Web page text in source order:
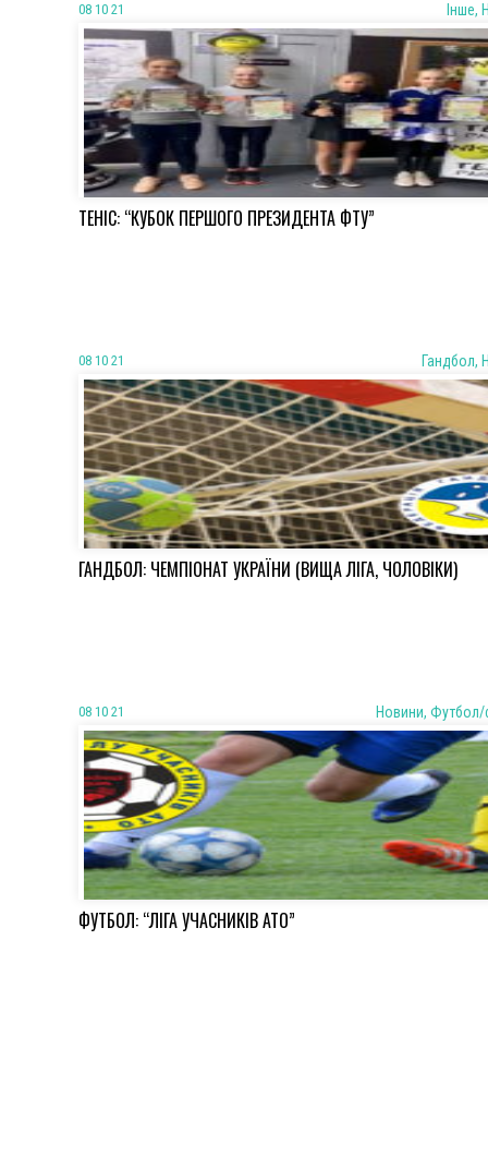
08 10 21 Iнше,
ТЕНІС: “КУБОК ПЕРШОГО ПРЕЗИДЕНТА ФТУ”
08 10 21 Гандбол,
ГАНДБОЛ: ЧЕМПІОНАТ УКРАЇНИ (ВИЩА ЛІГА, ЧОЛОВІКИ)
08 10 21 Новини, Футбол/
ФУТБОЛ: “ЛІГА УЧАСНИКІВ АТО”